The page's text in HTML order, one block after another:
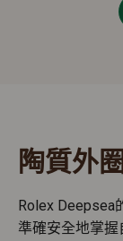
陶質外
Rolex Deepsea
準確安全地掌